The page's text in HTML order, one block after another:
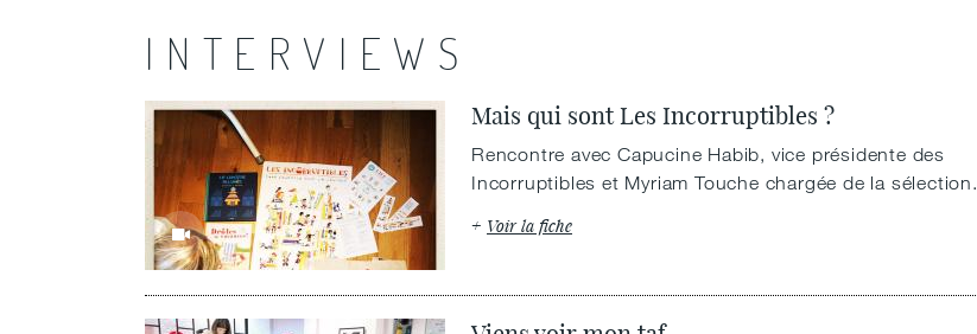
INTERVIEWS
Mais qui sont Les Incorruptibles ?
Rencontre avec Capucine Habib, vice présidente des
Incorruptibles et Myriam Touche chargée de la sélection.
Voir la fiche